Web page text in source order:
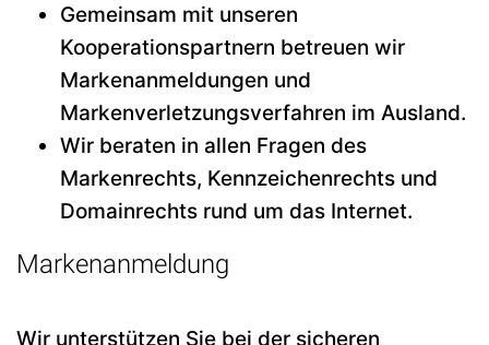
Gemeinsam mit unseren
Kooperationspartnern betreuen wir
Markenanmeldungen und
Markenverletzungsverfahren im Ausland.
Wir beraten in allen Fragen des
Markenrechts, Kennzeichenrechts und
Domainrechts rund um das Internet.
Markenanmeldung
Wir unterstützen Sie bei der sicheren